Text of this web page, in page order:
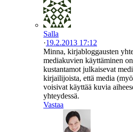
Salla
·19.2.2013 17:12
Minna, kirjabloggausten
mediakuvien käyttäminen
kustantamot julkaisevat
kirjailijoista, että media
voisivat käyttää kuvia
yhteydessä.
Vastaa